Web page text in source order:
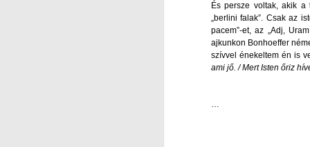
És persze voltak, akik a
„berlini falak”. Csak az
pacem”-et, az „Adj,
ajkunkon Bonhoeffer
szívvel énekeltem én is
ami jő. / Mert Isten őriz
…